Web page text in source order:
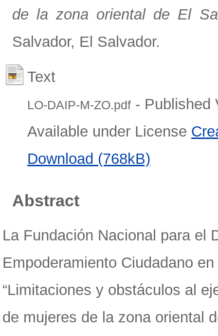
de la zona oriental de El
Salvador, El Salvador.
Text
LO-DAIP-M-ZO.pdf - Published
Available under License
Download (768kB)
Abstract
La Fundación Nacional para el
Empoderamiento Ciudadano
“Limitaciones y obstáculos al
de mujeres de la zona oriental